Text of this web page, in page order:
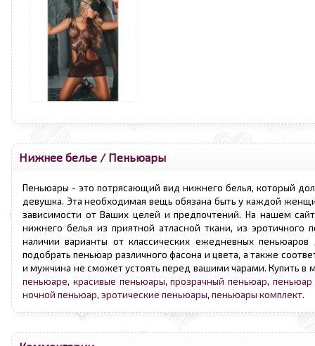
Нижнее белье / Пеньюары
Пеньюары - это потрясающий вид нижнего белья, который
девушка. Эта необходимая вещь обязана быть у каждой
зависимости от Ваших целей и предпочтений. На нашем
нижнего белья из приятной атласной ткани, из
наличии варианты от классических ежедневных
подобрать пеньюар различного фасона и цвета, а также
и мужчина не сможет устоять перед вашими чарами. Купить в
пеньюаре, красивые пеньюары,прозрачный пеньюар, пеньюар
ночной пеньюар, эротические пеньюары, пеньюары комплект.